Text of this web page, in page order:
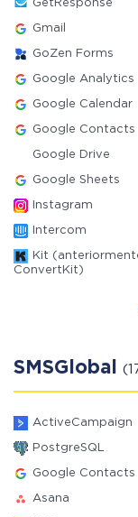
GetResponse
Gmail
GoZen Forms
Google Analytics
Google Calendar
Google Contacts
Google Drive
Google Sheets
Instagram
Intercom
Kit
ConvertKit)
SMSGlobal
ActiveCampaign
PostgreSQL
Google Contacts
Asana